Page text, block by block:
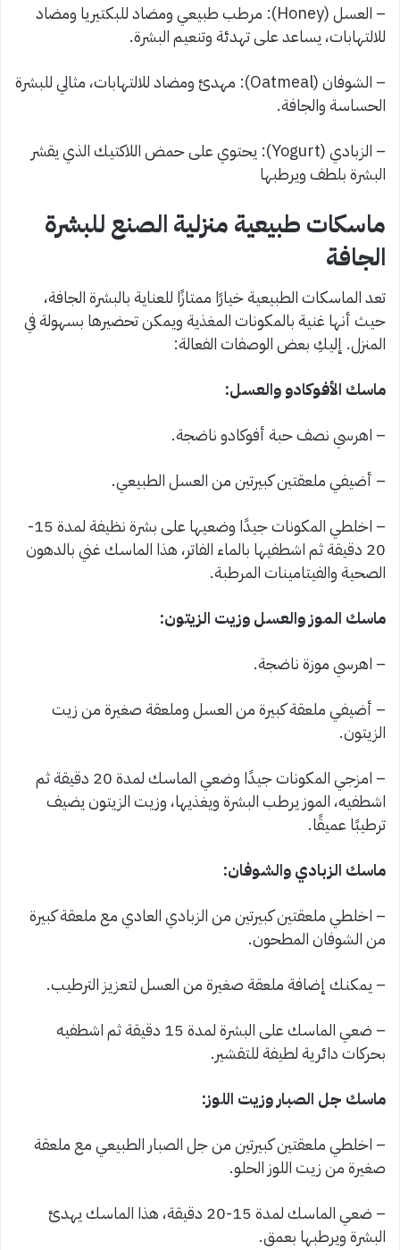
– العسل (Honey): مرطب طبيعي ومضاد للبكتيريا ومضاد
للالتهابات، يساعد على تهدئة وتنعيم البشرة.
– الشوفان (Oatmeal): مهدئ ومضاد للالتهابات، مثالي للبشرة
الحساسة والجافة.
– الزبادي (Yogurt): يحتوي على حمض اللاكتيك الذي يقشر
البشرة بلطف ويرطبها
ماسكات طبيعية منزلية الصنع للبشرة
الجافة
تعد الماسكات الطبيعية خيارًا ممتازًا للعناية بالبشرة الجافة،
حيث أنها غنية بالمكونات المغذية ويمكن تحضيرها بسهولة في
المنزل. إليكِ بعض الوصفات الفعالة:
ماسك الأفوكادو والعسل:
– اهرسي نصف حبة أفوكادو ناضجة.
– أضيفي ملعقتين كبيرتين من العسل الطبيعي.
– اخلطي المكونات جيدًا وضعيها على بشرة نظيفة لمدة 15-
20 دقيقة ثم اشطفيها بالماء الفاتر، هذا الماسك غني بالدهون
الصحية والفيتامينات المرطبة.
ماسك الموز والعسل وزيت الزيتون:
– اهرسي موزة ناضجة.
– أضيفي ملعقة كبيرة من العسل وملعقة صغيرة من زيت
الزيتون.
– امزجي المكونات جيدًا وضعي الماسك لمدة 20 دقيقة ثم
اشطفيه، الموز يرطب البشرة ويغذيها، وزيت الزيتون يضيف
ترطيبًا عميقًا.
ماسك الزبادي والشوفان:
– اخلطي ملعقتين كبيرتين من الزبادي العادي مع ملعقة كبيرة
من الشوفان المطحون.
– يمكنك إضافة ملعقة صغيرة من العسل لتعزيز الترطيب.
– ضعي الماسك على البشرة لمدة 15 دقيقة ثم اشطفيه
بحركات دائرية لطيفة للتقشير.
ماسك جل الصبار وزيت اللوز:
– اخلطي ملعقتين كبيرتين من جل الصبار الطبيعي مع ملعقة
صغيرة من زيت اللوز الحلو.
– ضعي الماسك لمدة 15-20 دقيقة، هذا الماسك يهدئ
البشرة ويرطبها بعمق.